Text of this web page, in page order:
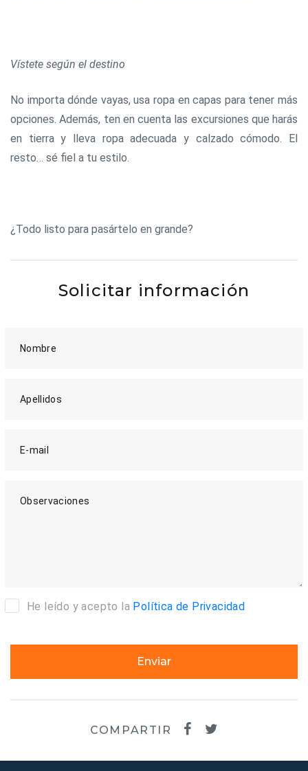
Vístete según el destino
No importa dónde vayas, usa ropa en capas para tener más
opciones. Además, ten en cuenta las excursiones que harás
en tierra y lleva ropa adecuada y calzado cómodo. El
resto… sé fiel a tu estilo.
¿Todo listo para pasártelo en grande?
Solicitar información
Nombre
Apellidos
E-mail
Observaciones
He leído y acepto la Política de Privacidad
Enviar
COMPARTIR